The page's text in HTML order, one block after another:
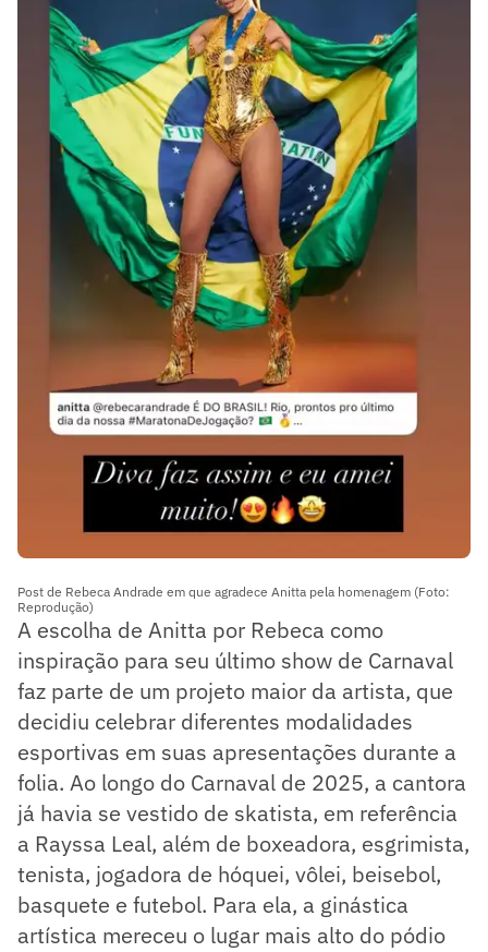
Post de Rebeca Andrade em que agradece Anitta pela homenagem (Foto:
Reprodução)
A escolha de Anitta por Rebeca como
inspiração para seu último show de Carnaval
faz parte de um projeto maior da artista, que
decidiu celebrar diferentes modalidades
esportivas em suas apresentações durante a
folia. Ao longo do Carnaval de 2025, a cantora
já havia se vestido de skatista, em referência
a Rayssa Leal, além de boxeadora, esgrimista,
tenista, jogadora de hóquei, vôlei, beisebol,
basquete e futebol. Para ela, a ginástica
artística mereceu o lugar mais alto do pódio